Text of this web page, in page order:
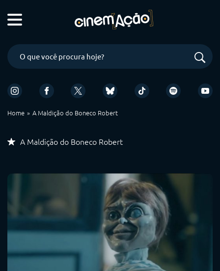
Home A Maldição do Boneco Robert
A Maldição do Boneco Robert